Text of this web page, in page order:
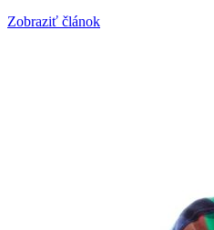
Zobraziť článok